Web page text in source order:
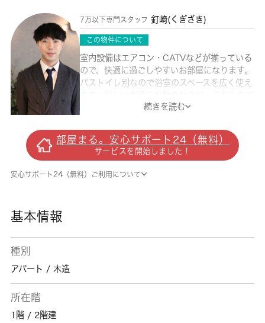
7万以下専門スタッフ 釘崎(くぎざき)
この物件について
室内設備はエアコン・CATVなどが揃っている
ので、快適に過ごしやすいお部屋になります。
バストイレ別なので浴室のスペースを広く使え
パートです。お家を移られる日時は私たちにご
生活を始めてみませんか。新たな住まい探しを
始める方、 城南コミュニティからお探しにな
りませんか。スタッフ一同サポートして参りま
す。
続きを読む
部屋まる。安心サポート24（無料）
サービスを開始しました！
安心サポート24（無料）ご利用について
基本情報
種別
アパート / 木造
所在階
1階 / 2階建